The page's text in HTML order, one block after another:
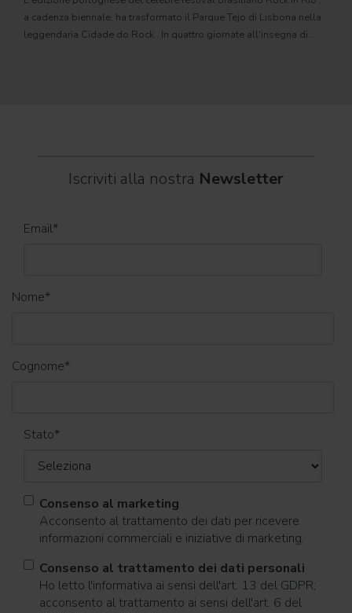
a cadenza biennale, ha trasformato il Parque Tejo di Lisbona nella
leggendaria Cidade do Rock . In quattro giornate all'insegna di
Iscriviti alla nostra Newsletter
Email*
Nome*
Cognome*
Stato*
Consenso al marketing
Acconsento al trattamento dei dati per ricevere
informazioni commerciali e iniziative di marketing.
Consenso al trattamento dei dati personali
Ho letto l'informativa ai sensi dell'art. 13 del GDPR;
acconsento al trattamento ai sensi dell'art. 6 del